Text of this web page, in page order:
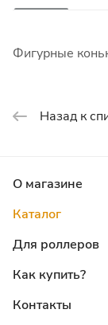
Фигурные
Назад к
О магазине
Каталог
Для роллеров
Как купить?
Контакты